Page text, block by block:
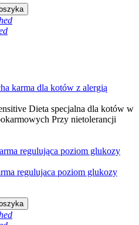
karma dla kotów z alergią
Dieta specjalna dla kotów w
Przy nietolerancji